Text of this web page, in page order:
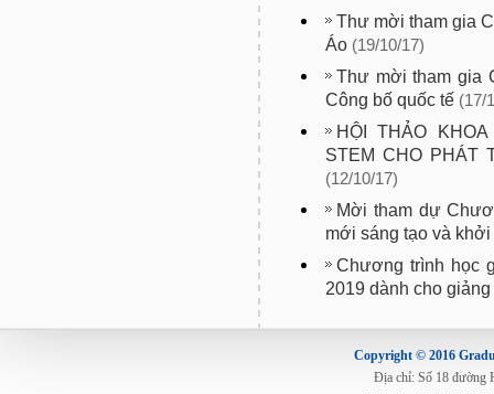
Thư mời tham gia
Áo (19/10/17)
Thư mời tham gia
Công bố quốc tế (17/
HỘI THẢO
STEM CHO PHÁT
(12/10/17)
Mời tham dự
mới sáng tạo và
Chương trình học
2019 dành cho
Copyright © 2016
Địa chỉ: Số 18 đường